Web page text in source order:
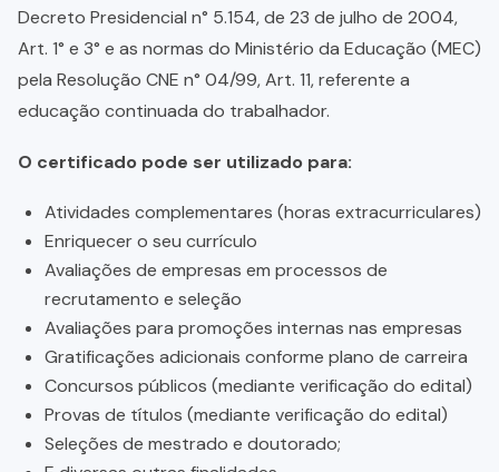
Decreto Presidencial n° 5.154, de 23 de julho de 2004,
Art. 1° e 3° e as normas do Ministério da Educação (MEC)
pela Resolução CNE n° 04/99, Art. 11, referente a
educação continuada do trabalhador.
O certificado pode ser utilizado para:
Atividades complementares (horas extracurriculares)
Enriquecer o seu currículo
Avaliações de empresas em processos de
recrutamento e seleção
Avaliações para promoções internas nas empresas
Gratificações adicionais conforme plano de carreira
Concursos públicos (mediante verificação do edital)
Provas de títulos (mediante verificação do edital)
Seleções de mestrado e doutorado;